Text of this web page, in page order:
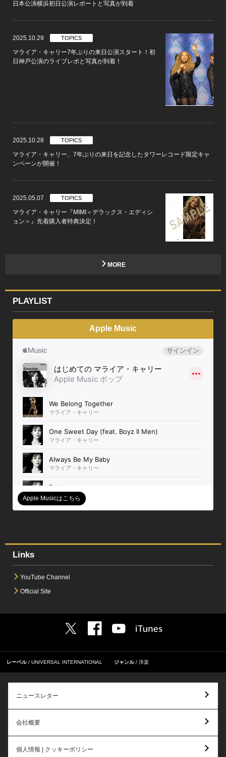
日本公演横浜初日公演レポートと写真が到着
2025.10.29 TOPICS
マライア・キャリー7年ぶりの来日公演スタート！初
日神戸公演のライブレポと写真が到着！
2025.10.28 TOPICS
マライア・キャリー、7年ぶりの来日を記念したタワーレコード限定キャ
ンペーンが開催！
2025.05.07 TOPICS
マライア・キャリー『MIMI＜デラックス・エディシ
ョン＞』先着購入者特典決定！
MORE
PLAYLIST
Apple Music
Apple Musicはこちら
Links
YouTube Channel
Official Site
レーベル UNIVERSAL INTERNATIONAL ジャンル 洋楽
ニュースレター
会社概要
個人情報 | クッキーポリシー